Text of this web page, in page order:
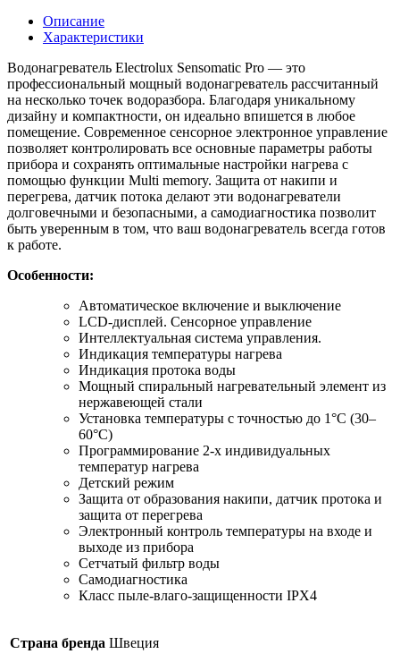
Описание
Характеристики
Водонагреватель Electrolux Sensomatic Pro — это
профессиональный мощный водонагреватель рассчитанный
на несколько точек водоразбора. Благодаря уникальному
дизайну и компактности, он идеально впишется в любое
помещение. Современное сенсорное электронное управление
позволяет контролировать все основные параметры работы
прибора и сохранять оптимальные настройки нагрева с
помощью функции Multi memory. Защита от накипи и
перегрева, датчик потока делают эти водонагреватели
долговечными и безопасными, а самодиагностика позволит
быть уверенным в том, что ваш водонагреватель всегда готов
к работе.
Особенности:
Автоматическое включение и выключение
LCD-дисплей. Сенсорное управление
Интеллектуальная система управления.
Индикация температуры нагрева
Индикация протока воды
Мощный спиральный нагревательный элемент из
нержавеющей стали
Установка температуры с точностью до 1°С (30–
60°С)
Программирование 2-х индивидуальных
температур нагрева
Детский режим
Защита от образования накипи, датчик протока и
защита от перегрева
Электронный контроль температуры на входе и
выходе из прибора
Сетчатый фильтр воды
Самодиагностика
Класс пыле-влаго-защищенности IPX4
Страна бренда Швеция